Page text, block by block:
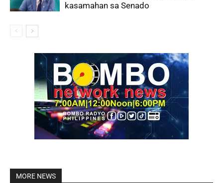
kasamahan sa Senado
MORE NEWS